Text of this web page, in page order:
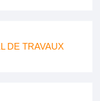
DE TRAVAUX